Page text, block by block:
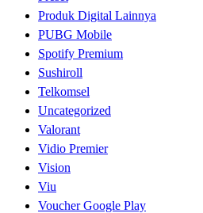
Produk Digital Lainnya
PUBG Mobile
Spotify Premium
Sushiroll
Telkomsel
Uncategorized
Valorant
Vidio Premier
Vision
Viu
Voucher Google Play